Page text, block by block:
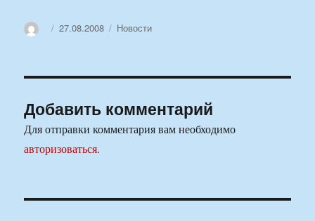
АвторОпубликовано
27.08.2008 Рубрики
Новости
Добавить комментарий
Для отправки комментария вам необходимо
авторизоваться.